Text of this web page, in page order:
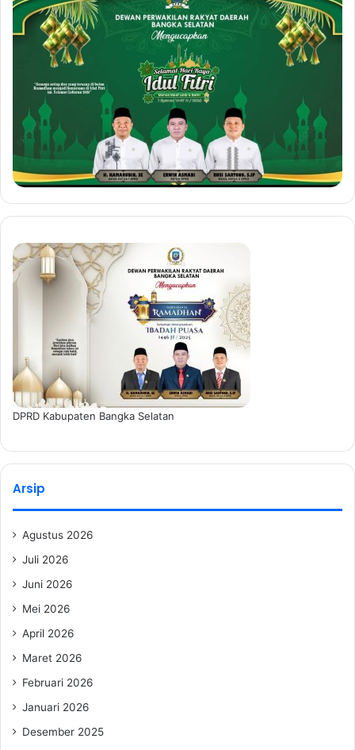
DPRD Kabupaten Bangka Selatan
Arsip
Agustus 2026
Juli 2026
Juni 2026
Mei 2026
April 2026
Maret 2026
Februari 2026
Januari 2026
Desember 2025